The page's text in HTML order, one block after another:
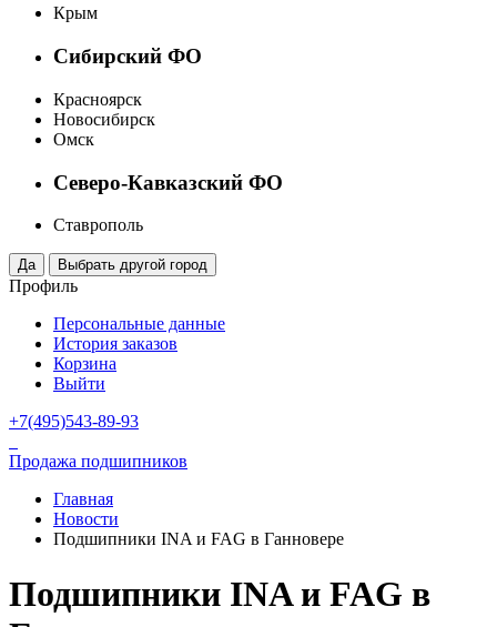
Крым
Сибирский ФО
Красноярск
Новосибирск
Омск
Северо-Кавказский ФО
Ставрополь
Профиль
Персональные данные
История заказов
Корзина
Выйти
+7(495)543-89-93
Продажа подшипников
Главная
Новости
Подшипники INA и FAG в Ганновере
Подшипники INA и FAG в